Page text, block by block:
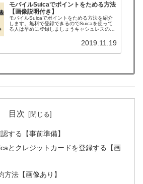
モバイルSuicaでポイントをためる方法
【画像説明付き】
モバイルSuicaでポイントをためる方法を紹介
します。無料で登録できるのでSuicaを使って
る人は早めに登録しましょうキャシュレスの流
決済できるようになってますよね。電子マネー
はお店によって使える種類がさまざまです
2019.11.19
目次
する【事前準備】
とクレジットカードを登録する【画
方法【画像あり】